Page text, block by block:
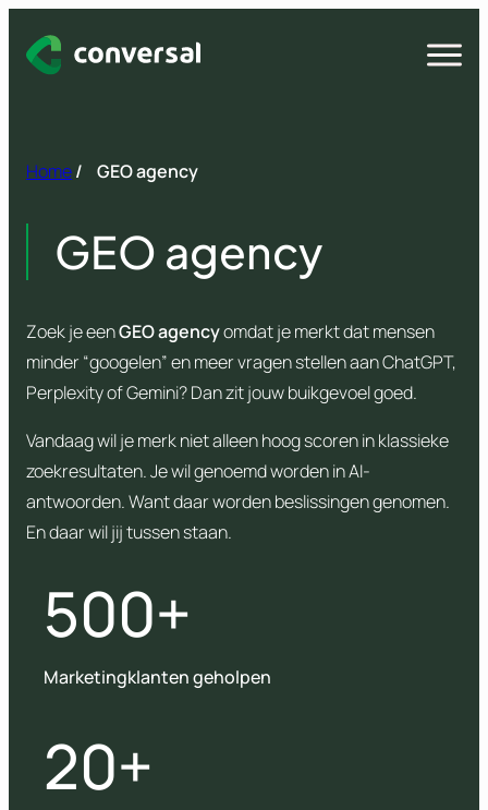
naar
Open
Home/ GEO agency
GEO agency
Zoek je eenGEO agencyomdat je merkt dat mensen
minder “googelen” en meer vragen stellen aan ChatGPT,
Perplexity of Gemini? Dan zit jouw buikgevoel goed.
Vandaag wil je merk niet alleen hoog scoren in klassieke
zoekresultaten. Je wil genoemd worden in AI-
antwoorden. Want daar worden beslissingen genomen.
En daar wil jij tussen staan.
500+
Marketingklanten geholpen
20+